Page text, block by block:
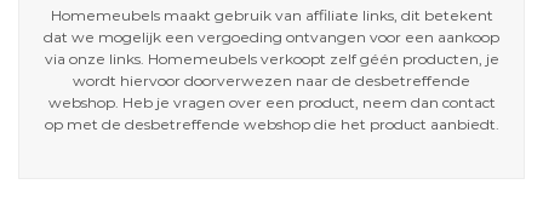
Homemeubels maakt gebruik van affiliate links, dit betekent
dat we mogelijk een vergoeding ontvangen voor een aankoop
via onze links. Homemeubels verkoopt zelf géén producten, je
wordt hiervoor doorverwezen naar de desbetreffende
webshop. Heb je vragen over een product, neem dan contact
op met de desbetreffende webshop die het product aanbiedt.